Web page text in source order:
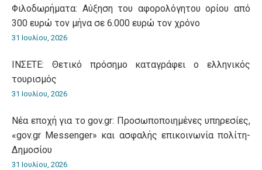
Φιλοδωρήματα: Αύξηση του αφορολόγητου ορίου από
300 ευρώ τον μήνα σε 6.000 ευρώ τον χρόνο
31 Ιουλίου, 2026
ΙΝΣΕΤΕ: Θετικό πρόσημο καταγράφει ο ελληνικός
τουρισμός
31 Ιουλίου, 2026
Νέα εποχή για το gov.gr: Προσωποποιημένες υπηρεσίες,
«gov.gr Messenger» και ασφαλής επικοινωνία πολίτη-
Δημοσίου
31 Ιουλίου, 2026